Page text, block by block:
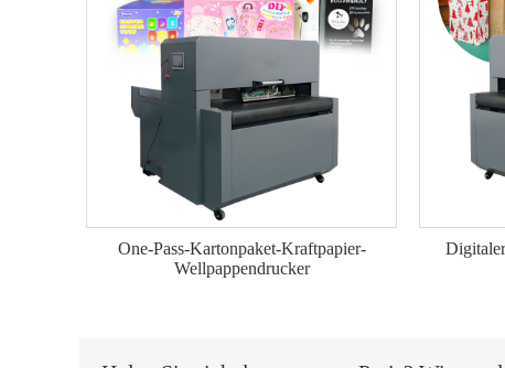
One-Pass-Kartonpaket-Kraftpapier-
Wellpappendrucker